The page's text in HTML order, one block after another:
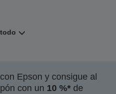
Epson y consigue al
con un 10 %* de